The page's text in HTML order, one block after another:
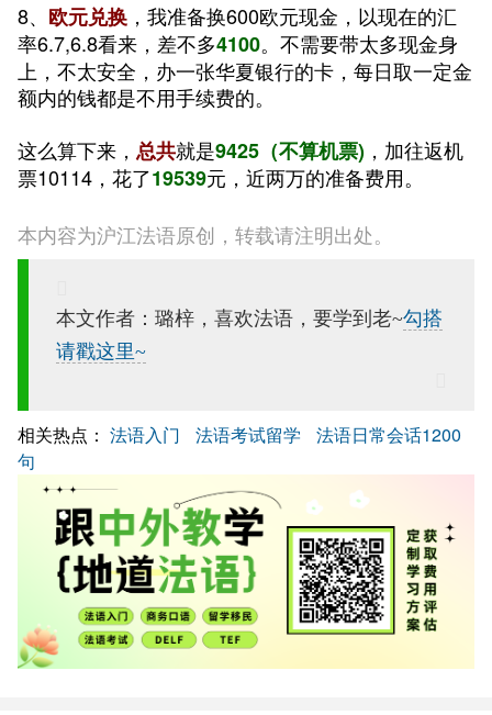
8、 欧元兑换 ，我准备换600欧元现金，以现在的汇
率6.7,6.8看来，差不多4100。不需要带太多现金身
上，不太安全，办一张华夏银行的卡，每日取一定金
额内的钱都是不用手续费的。
这么算下来， 总共就是9425（不算机票) ，加往返机
票10114，花了19539元，近两万的准备费用。
本内容为沪江法语原创，转载请注明出处。
本文作者：璐梓， 喜欢法语，要学到老~勾搭
请戳这里~
相关热点： 法语入门 法语考试留学
法语日常会话1200
句